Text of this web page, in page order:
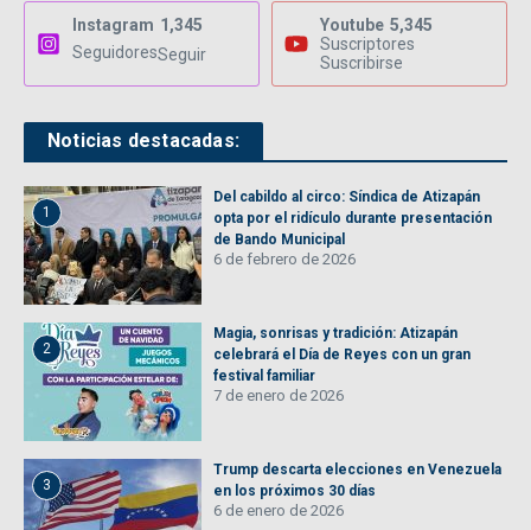
Instagram 1,345
SeguidoresSeguir
Youtube 5,345
Suscriptores
Suscribirse
Noticias destacadas:
1
Del cabildo al circo: Síndica de Atizapán
opta por el ridículo durante presentación
de Bando Municipal
6 de febrero de 2026
2
Magia, sonrisas y tradición: Atizapán
celebrará el Día de Reyes con un gran
festival familiar
7 de enero de 2026
3
Trump descarta elecciones en Venezuela
en los próximos 30 días
6 de enero de 2026